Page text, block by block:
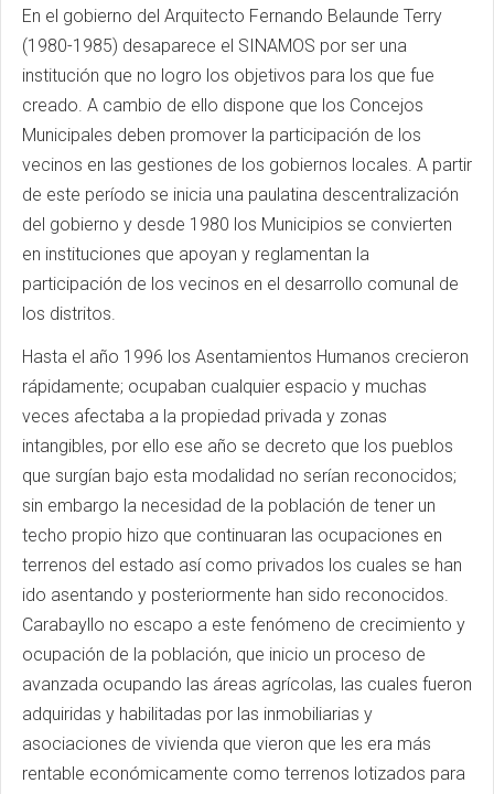
En el gobierno del Arquitecto Fernando Belaunde Terry
(1980-1985) desaparece el SINAMOS por ser una
institución que no logro los objetivos para los que fue
creado. A cambio de ello dispone que los Concejos
Municipales deben promover la participación de los
vecinos en las gestiones de los gobiernos locales. A partir
de este período se inicia una paulatina descentralización
del gobierno y desde 1980 los Municipios se convierten
en instituciones que apoyan y reglamentan la
participación de los vecinos en el desarrollo comunal de
los distritos.
Hasta el año 1996 los Asentamientos Humanos crecieron
rápidamente; ocupaban cualquier espacio y muchas
veces afectaba a la propiedad privada y zonas
intangibles, por ello ese año se decreto que los pueblos
que surgían bajo esta modalidad no serían reconocidos;
sin embargo la necesidad de la población de tener un
techo propio hizo que continuaran las ocupaciones en
terrenos del estado así como privados los cuales se han
ido asentando y posteriormente han sido reconocidos.
Carabayllo no escapo a este fenómeno de crecimiento y
ocupación de la población, que inicio un proceso de
avanzada ocupando las áreas agrícolas, las cuales fueron
adquiridas y habilitadas por las inmobiliarias y
asociaciones de vivienda que vieron que les era más
rentable económicamente como terrenos lotizados para